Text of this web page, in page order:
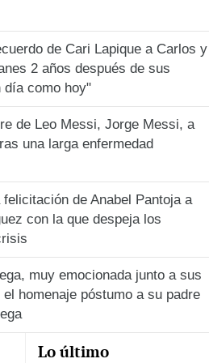
de Cari Lapique a Carlos y
2 años después de sus
día como hoy"
de Leo Messi, Jorge Messi, a
una larga enfermedad
de Anabel Pantoja a
con la que despeja los
muy emocionada junto a sus
el homenaje póstumo a su padre
Lo último